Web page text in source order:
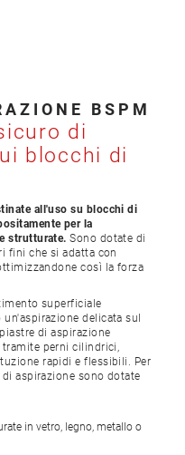
BSPM
di
blocchi di
all'uso su blocchi di
per la
strutturate. Sono dotate di
fini che si adatta con
così la forza
superficiale
delicata sul
di aspirazione
perni cilindrici,
rapidi e flessibili. Per
aspirazione sono dotate
in vetro, legno, metallo o